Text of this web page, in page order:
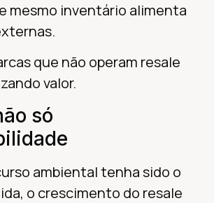
mesmo inventário alimenta
que não operam resale
valor.
só
ambiental tenha sido o
o crescimento do resale